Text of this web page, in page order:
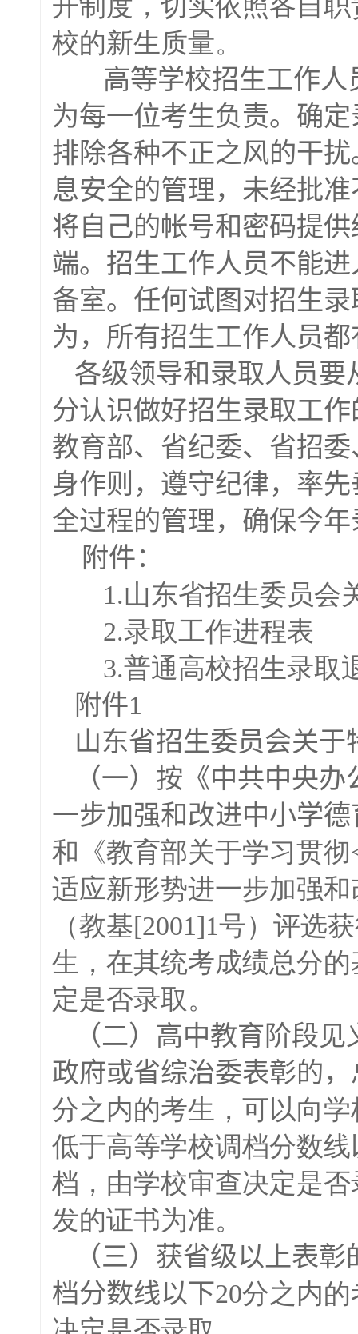
开制度，切实依照各自
校的新生质量。
高等学校招生工作人
为每一位考生负责。确
排除各种不正之风的干
息安全的管理，未经批
将自己的帐号和密码提
端。招生工作人员不能
备室。任何试图对招生
为，所有招生工作人员
各级领导和录取人员
分认识做好招生录取工
教育部、省纪委、省招
身作则，遵守纪律，率
全过程的管理，确保今
附件：
1.山东省招生委员会
2.录取工作进程表
3.普通高校招生录取
附件1
山东省招生委员会关
（一）按《中共中央
一步加强和改进中小学
和《教育部关于学习贯
适应新形势进一步加强
（教基[2001]1号）评选
生，在其统考成绩总分
定是否录取。
（二）高中教育阶段
政府或省综治委表彰的
分之内的考生，可以向
低于高等学校调档分数
档，由学校审查决定是
发的证书为准。
（三）获省级以上表
档分数线以下20分之内